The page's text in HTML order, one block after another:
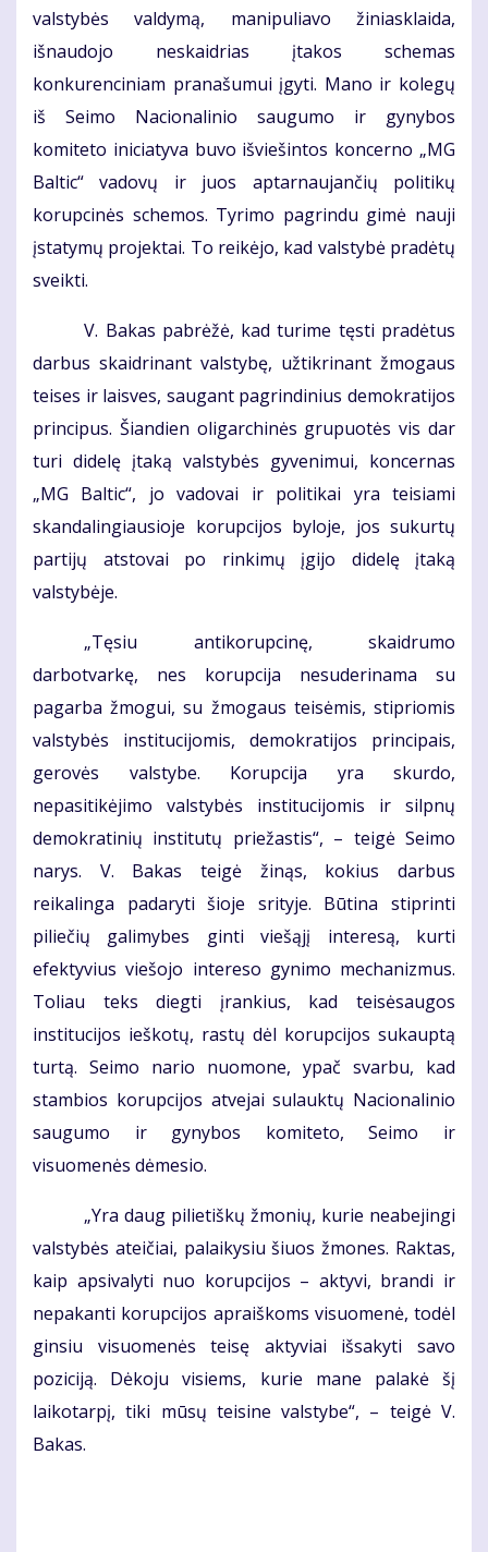
valstybės valdymą, manipuliavo žiniasklaida,
išnaudojo neskaidrias įtakos schemas
konkurenciniam pranašumui įgyti. Mano ir kolegų
iš Seimo Nacionalinio saugumo ir gynybos
komiteto iniciatyva buvo išviešintos koncerno „MG
Baltic“ vadovų ir juos aptarnaujančių politikų
korupcinės schemos. Tyrimo pagrindu gimė nauji
įstatymų projektai. To reikėjo, kad valstybė pradėtų
sveikti.
V. Bakas pabrėžė, kad turime tęsti pradėtus
darbus skaidrinant valstybę, užtikrinant žmogaus
teises ir laisves, saugant pagrindinius demokratijos
principus. Šiandien oligarchinės grupuotės vis dar
turi didelę įtaką valstybės gyvenimui, koncernas
„MG Baltic“, jo vadovai ir politikai yra teisiami
skandalingiausioje korupcijos byloje, jos sukurtų
partijų atstovai po rinkimų įgijo didelę įtaką
valstybėje.
„Tęsiu antikorupcinę, skaidrumo
darbotvarkę, nes korupcija nesuderinama su
pagarba žmogui, su žmogaus teisėmis, stipriomis
valstybės institucijomis, demokratijos principais,
gerovės valstybe. Korupcija yra skurdo,
nepasitikėjimo valstybės institucijomis ir silpnų
demokratinių institutų priežastis“, – teigė Seimo
narys. V. Bakas teigė žinąs, kokius darbus
reikalinga padaryti šioje srityje. Būtina stiprinti
piliečių galimybes ginti viešąjį interesą, kurti
efektyvius viešojo intereso gynimo mechanizmus.
Toliau teks diegti įrankius, kad teisėsaugos
institucijos ieškotų, rastų dėl korupcijos sukauptą
turtą. Seimo nario nuomone, ypač svarbu, kad
stambios korupcijos atvejai sulauktų Nacionalinio
saugumo ir gynybos komiteto, Seimo ir
visuomenės dėmesio.
„Yra daug pilietiškų žmonių, kurie neabejingi
valstybės ateičiai, palaikysiu šiuos žmones. Raktas,
kaip apsivalyti nuo korupcijos – aktyvi, brandi ir
nepakanti korupcijos apraiškoms visuomenė, todėl
ginsiu visuomenės teisę aktyviai išsakyti savo
poziciją. Dėkoju visiems, kurie mane palakė šį
laikotarpį, tiki mūsų teisine valstybe“, – teigė V.
Bakas.